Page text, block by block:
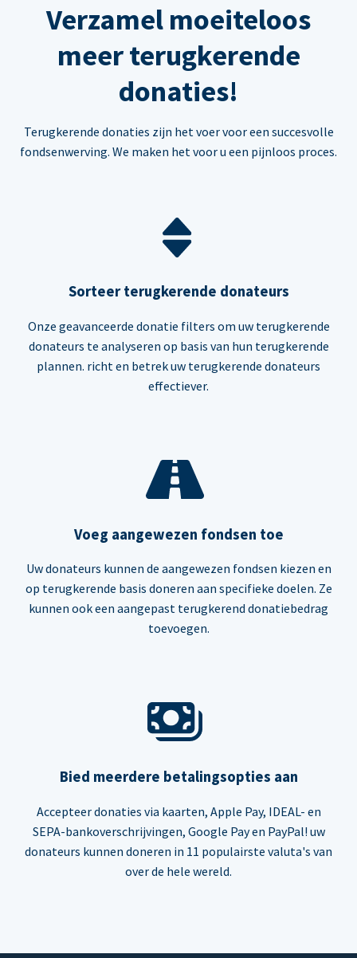
Verzamel moeiteloos
meer terugkerende
donaties!
Terugkerende donaties zijn het voer voor een succesvolle
fondsenwerving. We maken het voor u een pijnloos proces.
Sorteer terugkerende donateurs
Onze geavanceerde donatie filters om uw terugkerende
donateurs te analyseren op basis van hun terugkerende
plannen. richt en betrek uw terugkerende donateurs
effectiever.
Voeg aangewezen fondsen toe
Uw donateurs kunnen de aangewezen fondsen kiezen en
op terugkerende basis doneren aan specifieke doelen. Ze
kunnen ook een aangepast terugkerend donatiebedrag
toevoegen.
Bied meerdere betalingsopties aan
Accepteer donaties via kaarten, Apple Pay, IDEAL- en
SEPA-bankoverschrijvingen, Google Pay en PayPal! uw
donateurs kunnen doneren in 11 populairste valuta's van
over de hele wereld.